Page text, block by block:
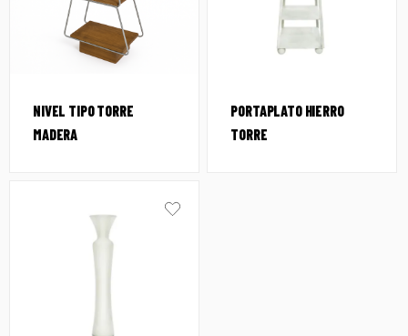
NIVEL TIPO TORRE
MADERA
PORTAPLATO HIERRO
TORRE